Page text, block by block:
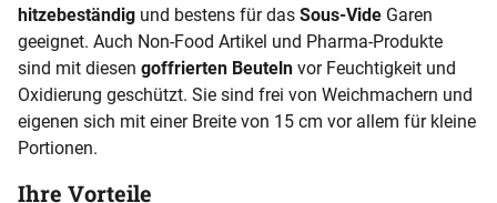
hitzebeständig und bestens für das Sous-Vide Garen
geeignet. Auch Non-Food Artikel und Pharma-Produkte
sind mit diesen goffrierten Beuteln vor Feuchtigkeit und
Oxidierung geschützt. Sie sind frei von Weichmachern und
eigenen sich mit einer Breite von 15 cm vor allem für kleine
Portionen.
Ihre Vorteile